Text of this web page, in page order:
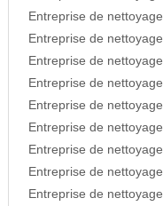
Entreprise de
Entreprise de
Entreprise de
Entreprise de
Entreprise de
Entreprise de
Entreprise de
Entreprise de
Entreprise de